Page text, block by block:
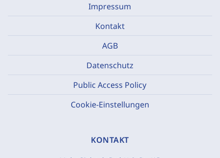
Impressum
Kontakt
AGB
Datenschutz
Public Access Policy
Cookie-Einstellungen
KONTAKT